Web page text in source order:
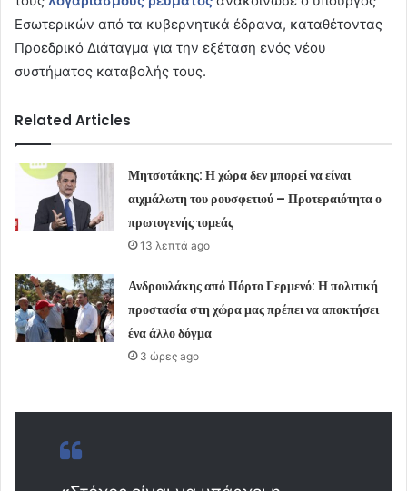
Εσωτερικών από τα κυβερνητικά έδρανα, καταθέτοντας
Προεδρικό Διάταγμα για την εξέταση ενός νέου
συστήματος καταβολής τους.
Related Articles
Μητσοτάκης: Η χώρα δεν μπορεί να είναι
αιχμάλωτη του ρουσφετιού – Προτεραιότητα ο
πρωτογενής τομεάς
13 λεπτά ago
Ανδρουλάκης από Πόρτο Γερμενό: Η πολιτική
προστασία στη χώρα μας πρέπει να αποκτήσει
ένα άλλο δόγμα
3 ώρες ago